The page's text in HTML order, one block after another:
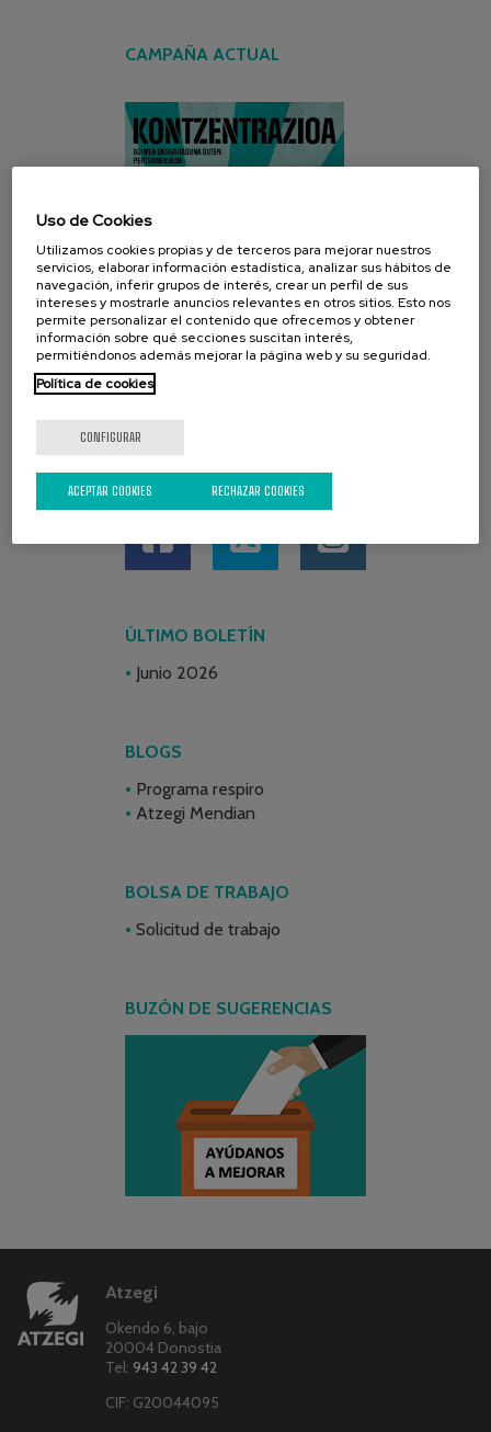
CAMPAÑA ACTUAL
REDES SOCIALES
ÚLTIMO BOLETÍN
Junio 2026
BLOGS
Programa respiro
Atzegi Mendian
BOLSA DE TRABAJO
Solicitud de trabajo
BUZÓN DE SUGERENCIAS
Atzegi
Okendo 6, bajo
20004 Donostia
Tel: 943 42 39 42
CIF: G20044095
Uso de Cookies
Utilizamos cookies propias y de terceros para mejorar nuestros
servicios, elaborar información estadística, analizar sus hábitos de
navegación, inferir grupos de interés, crear un perfil de sus
intereses y mostrarle anuncios relevantes en otros sitios. Esto nos
permite personalizar el contenido que ofrecemos y obtener
información sobre qué secciones suscitan interés,
permitiéndonos además mejorar la página web y su seguridad.
Política de cookies
CONFIGURAR
RECHAZAR COOKIES
ACEPTAR COOKIES